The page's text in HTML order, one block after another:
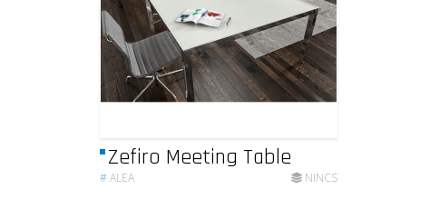
Zefiro Meeting Table
#ALEA NINCS